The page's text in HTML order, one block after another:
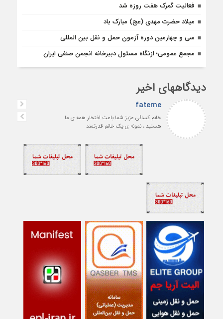
فعالیت گمرک هفت روزه شد
میلاد حضرت مهدی (عج) مبارک باد
سی و چهارمین دوره آزمون حمل و نقل بین المللی
مجمع عمومی؛ ازنگاه مسئول دبیرخانه انجمن صنفی ایران
دیدگاههای اخیر
fateme
خانم کسائی عزیز شما باعث افتخار همه ی ما
هستید ، نمونه ی یک خانم قدرتمند